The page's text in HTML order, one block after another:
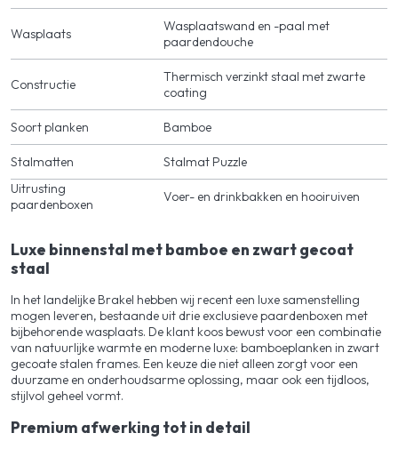
Wasplaats
Wasplaatswand en -paal met
paardendouche
Constructie
Thermisch verzinkt staal met zwarte
coating
Soort planken Bamboe
Stalmatten
Stalmat Puzzle
Uitrusting
paardenboxen
Voer- en drinkbakken en hooiruiven
Luxe binnenstal met bamboe en zwart gecoat
staal
In het landelijke Brakel hebben wij recent een luxe samenstelling
mogen leveren, bestaande uit drie exclusieve paardenboxen met
bijbehorende wasplaats. De klant koos bewust voor een combinatie
van natuurlijke warmte en moderne luxe: bamboeplanken in zwart
gecoate stalen frames. Een keuze die niet alleen zorgt voor een
duurzame en onderhoudsarme oplossing, maar ook een tijdloos,
stijlvol geheel vormt.
Premium afwerking tot in detail